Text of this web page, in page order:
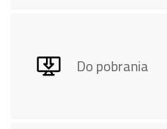
Do pobrania